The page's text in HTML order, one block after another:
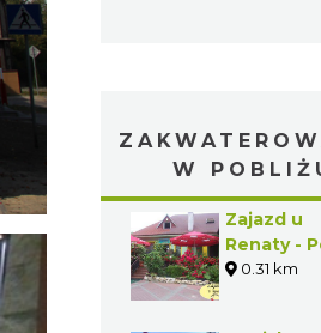
W
Zajazd u
Renaty -
Gmina
0.31 km